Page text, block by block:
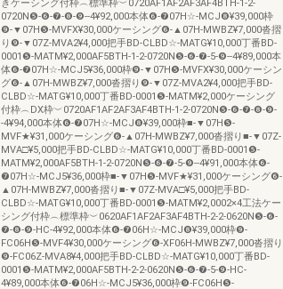
きケーシング付枠︵標準枠︶0720AF1AF2AF3AF4BTH-1-2-
0720N❺-❻-❼-❽-❾--4¥92,000本体❻-❼07H☆-MCJ❽¥39,000枠
❾-▼07H❺-MVFX¥30,000ケーシング❻-▲07H-MWBZ¥7,000沓摺
り❾-▼07Z-MVA2¥4,000把手BD-CLBD☆-MATG¥10,000丁番BD-
0001❺-MATM¥2,000AF5BTH-1-2-0720N❺-❻-❼-5-❾--4¥89,000本
体❻-❼07H☆-MCJ5¥36,000枠❾-▼07H❺-MVFX¥30,000ケーシン
グ❻-▲07H-MWBZ¥7,000沓摺り❾-▼07Z-MVA2¥4,000把手BD-
CLBD☆-MATG¥10,000丁番BD-0001❺-MATM¥2,000ケーシング
付枠︵DX枠︶0720AF1AF2AF3AF4BTH-1-2-0720N❺-❻-❼-❽-❾-
-4¥94,000本体❻-❼07H☆-MCJ❽¥39,000枠■-▼07H❺-
MVF★¥31,000ケーシング❻-▲07H-MWBZ¥7,000沓摺り■-▼07Z-
MVA□¥5,000把手BD-CLBD☆-MATG¥10,000丁番BD-0001❺-
MATM¥2,000AF5BTH-1-2-0720N❺-❻-❼-5-❾--4¥91,000本体❻-
❼07H☆-MCJ5¥36,000枠■-▼07H❺-MVF★¥31,000ケーシング❻-
▲07H-MWBZ¥7,000沓摺り■-▼07Z-MVA□¥5,000把手BD-
CLBD☆-MATG¥10,000丁番BD-0001❺-MATM¥2,0002×4工法ケー
シング付枠︵標準枠︶0620AF1AF2AF3AF4BTH-2-2-0620N❺-❻-
❼-❽-❾-HC-4¥92,000本体❻-❼06H☆-MCJ❽¥39,000枠❾-
FC06H❺-MVF4¥30,000ケーシング❻-XF06H-MWBZ¥7,000沓摺り
❾-FC06Z-MVA8¥4,000把手BD-CLBD☆-MATG¥10,000丁番BD-
0001❺-MATM¥2,000AF5BTH-2-2-0620N❺-❻-❼-5-❾-HC-
4¥89,000本体❻-❼06H☆-MCJ5¥36,000枠❾-FC06H❺-